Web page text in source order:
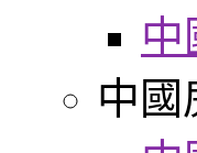
中
中國